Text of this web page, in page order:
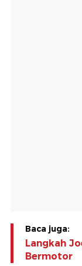
Baca juga:
Langkah
Bermotor